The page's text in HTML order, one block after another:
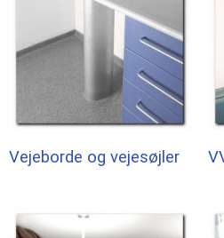
Vejeborde og vejesøjler